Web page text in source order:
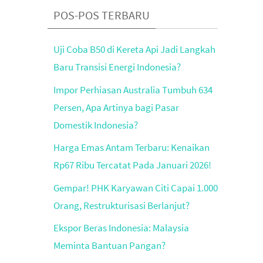
POS-POS TERBARU
Uji Coba B50 di Kereta Api Jadi Langkah
Baru Transisi Energi Indonesia?
Impor Perhiasan Australia Tumbuh 634
Persen, Apa Artinya bagi Pasar
Domestik Indonesia?
Harga Emas Antam Terbaru: Kenaikan
Rp67 Ribu Tercatat Pada Januari 2026!
Gempar! PHK Karyawan Citi Capai 1.000
Orang, Restrukturisasi Berlanjut?
Ekspor Beras Indonesia: Malaysia
Meminta Bantuan Pangan?